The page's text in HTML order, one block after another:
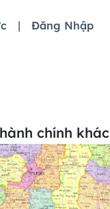
| Đăng Nhập
chính khác